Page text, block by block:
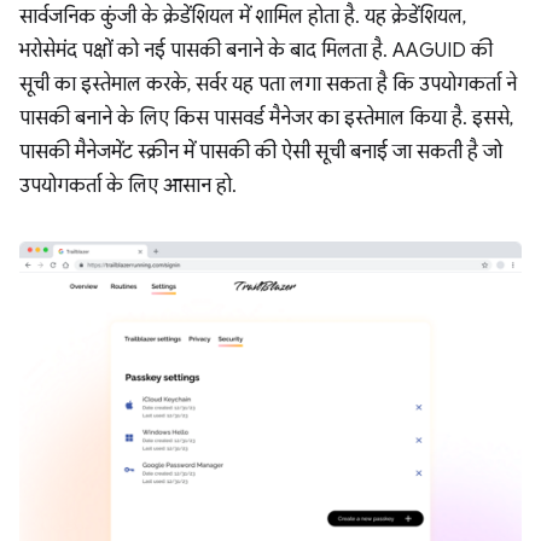
सार्वजनिक कुंजी के क्रेडेंशियल में शामिल होता है. यह क्रेडेंशियल,
भरोसेमंद पक्षों को नई पासकी बनाने के बाद मिलता है. AAGUID की
सूची का इस्तेमाल करके, सर्वर यह पता लगा सकता है कि उपयोगकर्ता ने
पासकी बनाने के लिए किस पासवर्ड मैनेजर का इस्तेमाल किया है. इससे,
पासकी मैनेजमेंट स्क्रीन में पासकी की ऐसी सूची बनाई जा सकती है जो
उपयोगकर्ता के लिए आसान हो.